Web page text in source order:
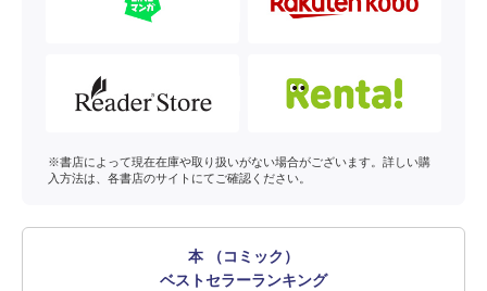
※書店によって現在在庫や取り扱いがない場合がございます。詳しい購
入方法は、各書店のサイトにてご確認ください。
本 （コミック）
ベストセラーランキング